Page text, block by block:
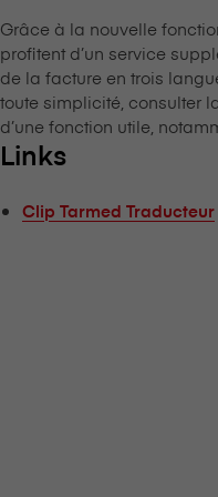
Grâce à la nouvelle
profitent d’un service
de la facture en trois
toute simplicité, consulter
d’une fonction utile,
Links
Clip Tarmed Traducteur